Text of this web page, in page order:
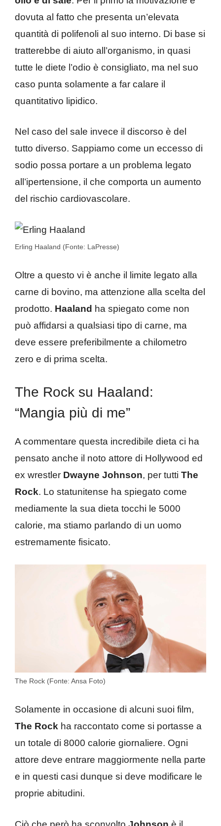
dovuta al fatto che presenta un’elevata
quantità di polifenoli al suo interno. Di base si
tratterebbe di aiuto all’organismo, in quasi
tutte le diete l’odio è consigliato, ma nel suo
caso punta solamente a far calare il
quantitativo lipidico.
Nel caso del sale invece il discorso è del
tutto diverso. Sappiamo come un eccesso di
sodio possa portare a un problema legato
all’ipertensione, il che comporta un aumento
del rischio cardiovascolare.
Erling Haaland (Fonte: LaPresse)
Oltre a questo vi è anche il limite legato alla
carne di bovino, ma attenzione alla scelta del
prodotto. Haaland ha spiegato come non
può affidarsi a qualsiasi tipo di carne, ma
deve essere preferibilmente a chilometro
zero e di prima scelta.
The Rock su Haaland:
“Mangia più di me”
A commentare questa incredibile dieta ci ha
pensato anche il noto attore di Hollywood ed
ex wrestler Dwayne Johnson, per tutti The
Rock. Lo statunitense ha spiegato come
mediamente la sua dieta tocchi le 5000
calorie, ma stiamo parlando di un uomo
estremamente fisicato.
The Rock (Fonte: Ansa Foto)
Solamente in occasione di alcuni suoi film,
The Rock ha raccontato come si portasse a
un totale di 8000 calorie giornaliere. Ogni
attore deve entrare maggiormente nella parte
e in questi casi dunque si deve modificare le
proprie abitudini.